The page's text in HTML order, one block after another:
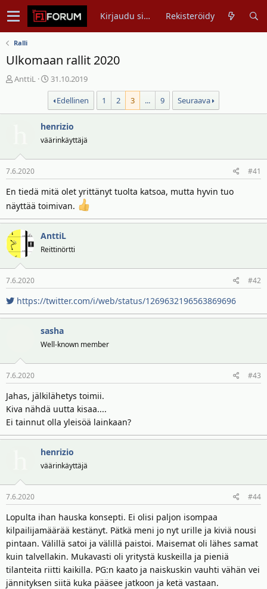
Kirjaudu sisään Rekisteröidy
Ralli
Ulkomaan rallit 2020
V
s
e
t
u
n
a
l
o
i
t
t
a
AnttiL
A
l
o
i
t
u
p
i
v
ä
m
ä
ä
ä
31.10.2019
Edellinen
1 2 3 ... 9 Seuraava
henrizio
väärinkäyttäjä
7.6.2020 #41
En tiedä mitä olet yrittänyt tuolta katsoa, mutta hyvin tuo
näyttää toimivan.
AnttiL
Reittinörtti
7.6.2020 #42
https://twitter.com/i/web/status/1269632196563869696
sasha
Well-known member
7.6.2020 #43
Jahas, jälkilähetys toimii.
Kiva nähdä uutta kisaa....
Ei tainnut olla yleisöä lainkaan?
henrizio
väärinkäyttäjä
7.6.2020 #44
Lopulta ihan hauska konsepti. Ei olisi paljon isompaa
kilpailijamäärää kestänyt. Pätkä meni jo nyt urille ja kiviä nousi
pintaan. Välillä satoi ja välillä paistoi. Maisemat oli lähes samat
kuin talvellakin. Mukavasti oli yritystä kuskeilla ja pieniä
tilanteita riitti kaikilla. PG:n kaato ja naiskuskin vauhti vähän vei
jännityksen siitä kuka pääsee jatkoon ja ketä vastaan.